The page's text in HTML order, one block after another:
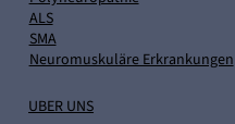
ALS
SMA
Neuromuskuläre Erkrankungen
UBER UNS